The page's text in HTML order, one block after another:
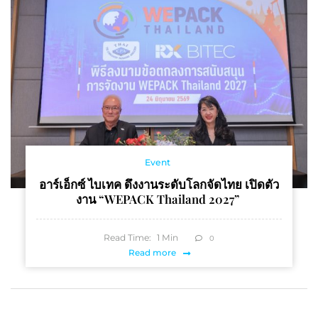
Event
อาร์เอ็กซ์ ไบเทค ดึงงานระดับโลกจัดไทย เปิดตัว
งาน “WEPACK Thailand 2027”
Read Time: 1 Min 0
Read more